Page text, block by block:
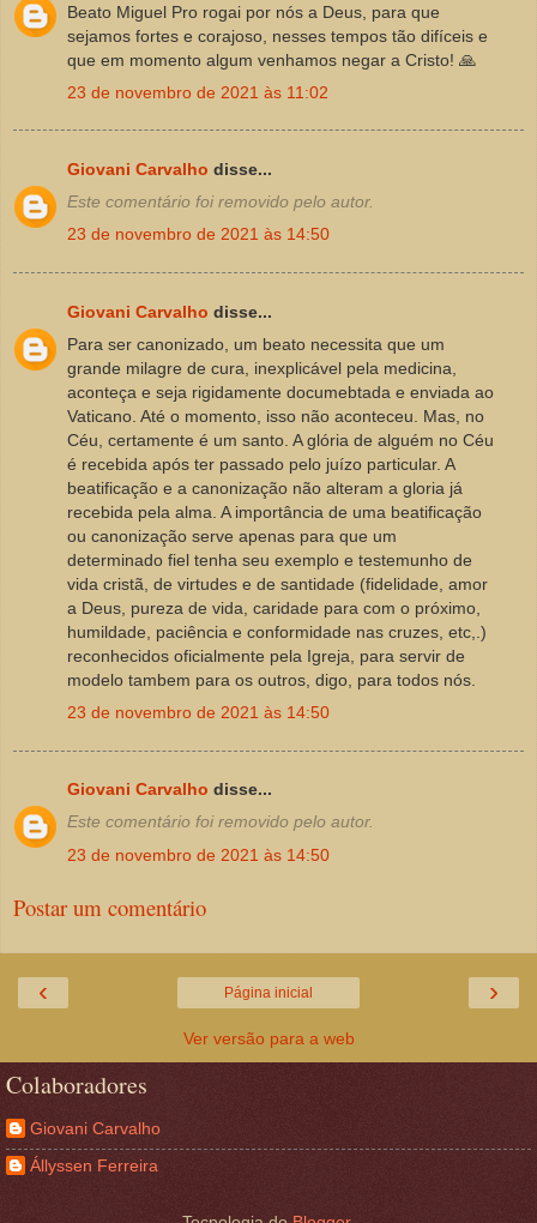
Beato Miguel Pro rogai por nós a Deus, para que
sejamos fortes e corajoso, nesses tempos tão difíceis e
que em momento algum venhamos negar a Cristo! 🙏
23 de novembro de 2021 às 11:02
Giovani Carvalho disse...
Este comentário foi removido pelo autor.
23 de novembro de 2021 às 14:50
Giovani Carvalho disse...
Para ser canonizado, um beato necessita que um
grande milagre de cura, inexplicável pela medicina,
aconteça e seja rigidamente documebtada e enviada ao
Vaticano. Até o momento, isso não aconteceu. Mas, no
Céu, certamente é um santo. A glória de alguém no Céu
é recebida após ter passado pelo juízo particular. A
beatificação e a canonização não alteram a gloria já
recebida pela alma. A importância de uma beatificação
ou canonização serve apenas para que um
determinado fiel tenha seu exemplo e testemunho de
vida cristã, de virtudes e de santidade (fidelidade, amor
a Deus, pureza de vida, caridade para com o próximo,
humildade, paciência e conformidade nas cruzes, etc,.)
reconhecidos oficialmente pela Igreja, para servir de
modelo tambem para os outros, digo, para todos nós.
23 de novembro de 2021 às 14:50
Giovani Carvalho disse...
Este comentário foi removido pelo autor.
23 de novembro de 2021 às 14:50
Postar um comentário
‹ ›
Página inicial
Ver versão para a web
Colaboradores
Giovani Carvalho
Állyssen Ferreira